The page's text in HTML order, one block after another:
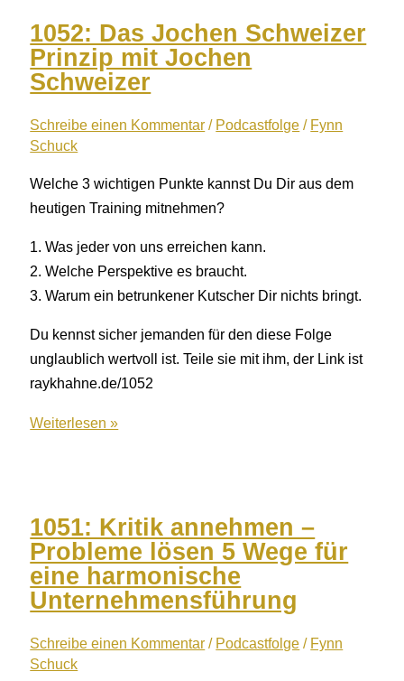
Wie
Unternehmer
trotz
Stress
ihre
Beziehung
1052: Das Jochen Schweizer
Prinzip mit Jochen
Schweizer
Schreibe einen Kommentar / Podcastfolge / Fynn
Schuck
Welche 3 wichtigen Punkte kannst Du Dir aus dem
heutigen Training mitnehmen?
1. Was jeder von uns erreichen kann.
2. Welche Perspektive es braucht.
3. Warum ein betrunkener Kutscher Dir nichts bringt.
Du kennst sicher jemanden für den diese Folge
unglaublich wertvoll ist. Teile sie mit ihm, der Link ist
raykhahne.de/1052
1052:
Prinzip
mit
Jochen
Schweizer
Weiterlesen »
1051: Kritik annehmen –
Probleme lösen 5 Wege für
eine harmonische
Unternehmensführung
Schreibe einen Kommentar / Podcastfolge / Fynn
Schuck